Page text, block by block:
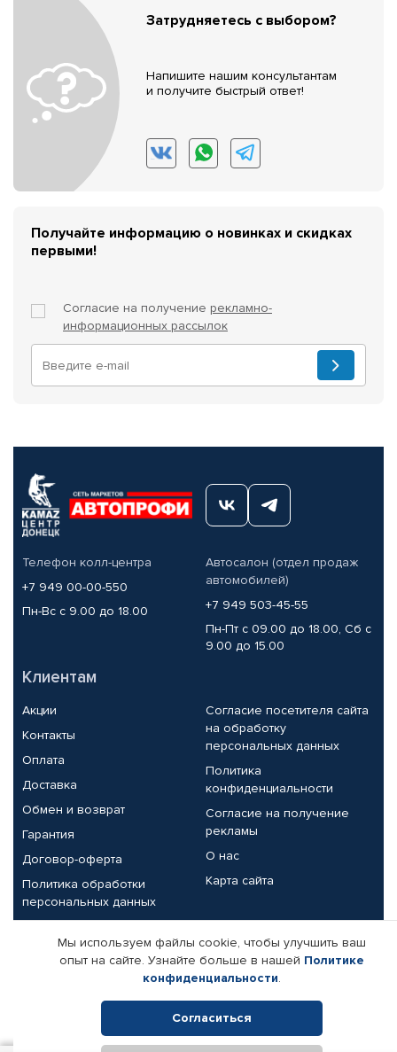
Затрудняетесь с выбором?
Напишите нашим консультантам
и получите быстрый ответ!
Получайте информацию о новинках и скидках
первыми!
Согласие на получение рекламно-
информационных рассылок
Телефон колл-центра
+7 949 00-00-550
Пн-Вс с 9.00 до 18.00
Автосалон (отдел продаж
автомобилей)
+7 949 503-45-55
Пн-Пт с 09.00 до 18.00, Сб с
9.00 до 15.00
Клиентам
Акции
Контакты
Оплата
Доставка
Обмен и возврат
Гарантия
Договор-оферта
Политика обработки
персональных данных
Согласие посетителя сайта
на обработку
персональных данных
Политика
конфиденциальности
Согласие на получение
рекламы
О нас
Карта сайта
Партнерам
Корпоративным клиентам
Поставщикам
Реквизиты компании
Мы используем файлы cookie, чтобы улучшить ваш
опыт на сайте. Узнайте больше в нашей Политике
конфиденциальности.
Согласиться